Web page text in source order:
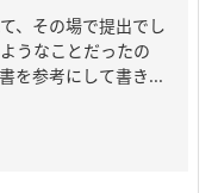
、その場で提出でし
うなことだったの
を参考にして書き...